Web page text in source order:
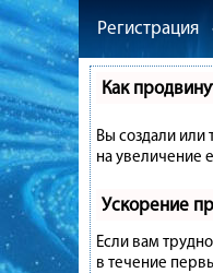
Регистрация
Как
Вы создали или
на увеличение
Ускорение
Если вам
в течение